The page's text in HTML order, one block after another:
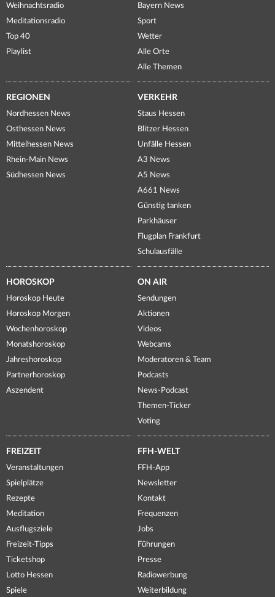
Weihnachtsradio
Meditationsradio
Top 40
Playlist
Bayern News
Sport
Wetter
Alle Orte
Alle Themen
REGIONEN
Nordhessen News
Osthessen News
Mittelhessen News
Rhein-Main News
Südhessen News
VERKEHR
Staus Hessen
Blitzer Hessen
Unfälle Hessen
A3 News
A5 News
A661 News
Günstig tanken
Parkhäuser
Flugplan Frankfurt
Schulausfälle
HOROSKOP
Horoskop Heute
Horoskop Morgen
Wochenhoroskop
Monatshoroskop
Jahreshoroskop
Partnerhoroskop
Aszendent
ON AIR
Sendungen
Aktionen
Videos
Webcams
Moderatoren & Team
Podcasts
News-Podcast
Themen-Ticker
Voting
FREIZEIT
Veranstaltungen
Spielplätze
Rezepte
Meditation
Ausflugsziele
Freizeit-Tipps
Ticketshop
Lotto Hessen
Spiele
FFH-WELT
FFH-App
Newsletter
Kontakt
Frequenzen
Jobs
Führungen
Presse
Radiowerbung
Weiterbildung